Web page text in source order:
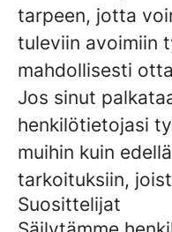
tarpeen, jotta
tuleviin avoimiin
mahdollisesti
Jos sinut
henkilötietojasi
muihin kuin
tarkoituksiin,
Suosittelijat